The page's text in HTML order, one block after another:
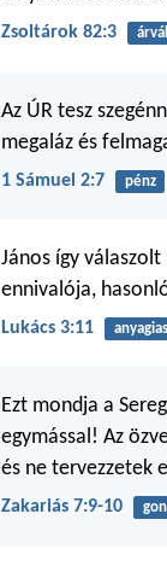
Zsoltárok 82:3
Az ÚR tesz
megaláz és
1 Sámuel 2:7 pénz
János így
ennivalója,
Lukács 3:11
Ezt mondja a
egymással! Az
és ne tervezzetek
Zakariás 7:9-10